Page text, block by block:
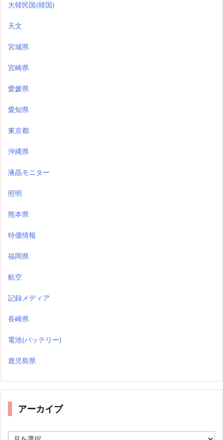
大韓民国(韓国)
天文
宮城県
宮崎県
愛媛県
愛知県
東京都
沖縄県
液晶モニター
照明
熊本県
特価情報
福岡県
航空
記録メディア
長崎県
電池(バッテリー)
鹿児島県
アーカイブ